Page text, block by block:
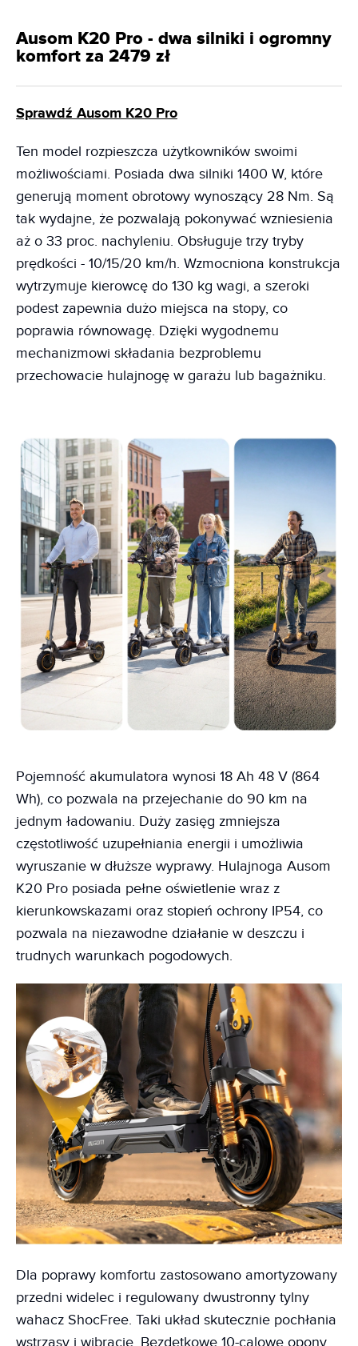
Ausom K20 Pro - dwa silniki i ogromny
komfort za 2479 zł
Sprawdź Ausom K20 Pro
Ten model rozpieszcza użytkowników swoimi
możliwościami. Posiada dwa silniki 1400 W, które
generują moment obrotowy wynoszący 28 Nm. Są
tak wydajne, że pozwalają pokonywać wzniesienia
aż o 33 proc. nachyleniu. Obsługuje trzy tryby
prędkości - 10/15/20 km/h. Wzmocniona konstrukcja
wytrzymuje kierowcę do 130 kg wagi, a szeroki
podest zapewnia dużo miejsca na stopy, co
poprawia równowagę. Dzięki wygodnemu
mechanizmowi składania bezproblemu
przechowacie hulajnogę w garażu lub bagażniku.
Pojemność akumulatora wynosi 18 Ah 48 V (864
Wh), co pozwala na przejechanie do 90 km na
jednym ładowaniu. Duży zasięg zmniejsza
częstotliwość uzupełniania energii i umożliwia
wyruszanie w dłuższe wyprawy. Hulajnoga Ausom
K20 Pro posiada pełne oświetlenie wraz z
kierunkowskazami oraz stopień ochrony IP54, co
pozwala na niezawodne działanie w deszczu i
trudnych warunkach pogodowych.
Dla poprawy komfortu zastosowano amortyzowany
przedni widelec i regulowany dwustronny tylny
wahacz ShocFree. Taki układ skutecznie pochłania
wstrząsy i wibracje. Bezdętkowe 10-calowe opony